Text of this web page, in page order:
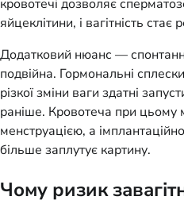
кровотечі дозволяє
яйцеклітини, і вагітність стає
Додатковий нюанс —
подвійна. Гормональні
різкої зміни ваги здатні
раніше. Кровотеча при
менструацією, а
більше заплутує картину.
Чому ризик